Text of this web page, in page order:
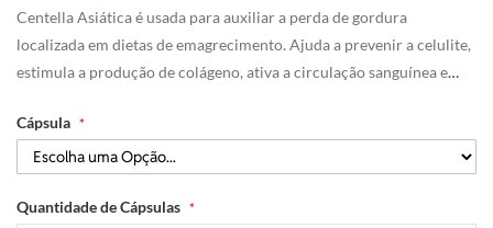
Centella Asiática é usada para auxiliar a perda de gordura
localizada em dietas de emagrecimento. Ajuda a prevenir a celulite,
estimula a produção de colágeno, ativa a circulação sanguínea e
Cápsula
Quantidade de Cápsulas
Galeria
de
imagens